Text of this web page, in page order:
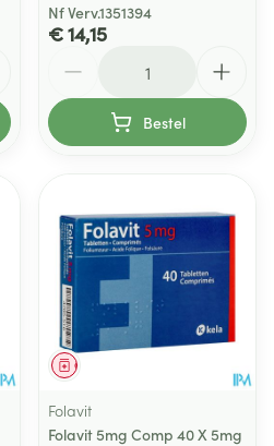
Nf Verv.1351394
€ 14,15
Bestel
Geneesmiddel
Folavit
Folavit 5mg Comp 40 X 5mg